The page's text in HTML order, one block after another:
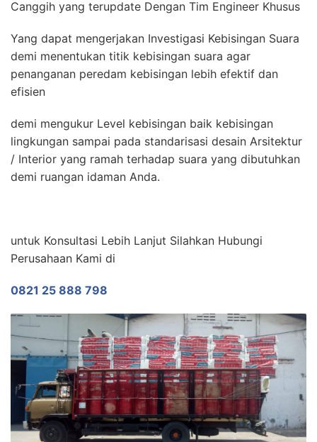
Canggih yang terupdate Dengan Tim Engineer Khusus
Yang dapat mengerjakan Investigasi Kebisingan Suara
demi menentukan titik kebisingan suara agar
penanganan peredam kebisingan lebih efektif dan
efisien
demi mengukur Level kebisingan baik kebisingan
lingkungan sampai pada standarisasi desain Arsitektur
/ Interior yang ramah terhadap suara yang dibutuhkan
demi ruangan idaman Anda.
untuk Konsultasi Lebih Lanjut Silahkan Hubungi
Perusahaan Kami di
0821 25 888 798